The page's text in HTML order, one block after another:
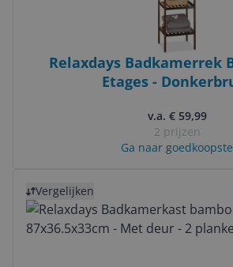
Relaxdays Badkamerrek
Etages -
v.a. € 59,99
2 prijzen
Ga naar goedkoopste
Vergelijken